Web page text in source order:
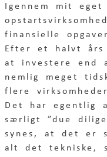
Igennem mit
finansielle
Efter et halvt
at investere end
nemlig meget
flere
Det har egentlig
særligt ”due
synes, at det er
alt det tekniske,